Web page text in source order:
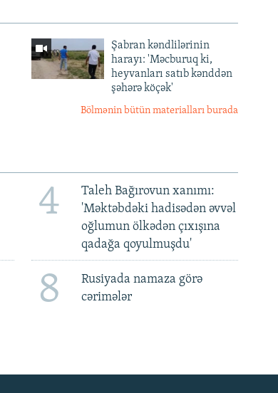
Şabran kəndlilərinin
harayı: 'Məcburuq ki,
heyvanları satıb kənddən
şəhərə köçək'
Bölmənin bütün materialları burada
4
Taleh Bağırovun xanımı:
'Məktəbdəki hadisədən əvvəl
oğlumun ölkədən çıxışına
qadağa qoyulmuşdu'
8
Rusiyada namaza görə
cərimələr